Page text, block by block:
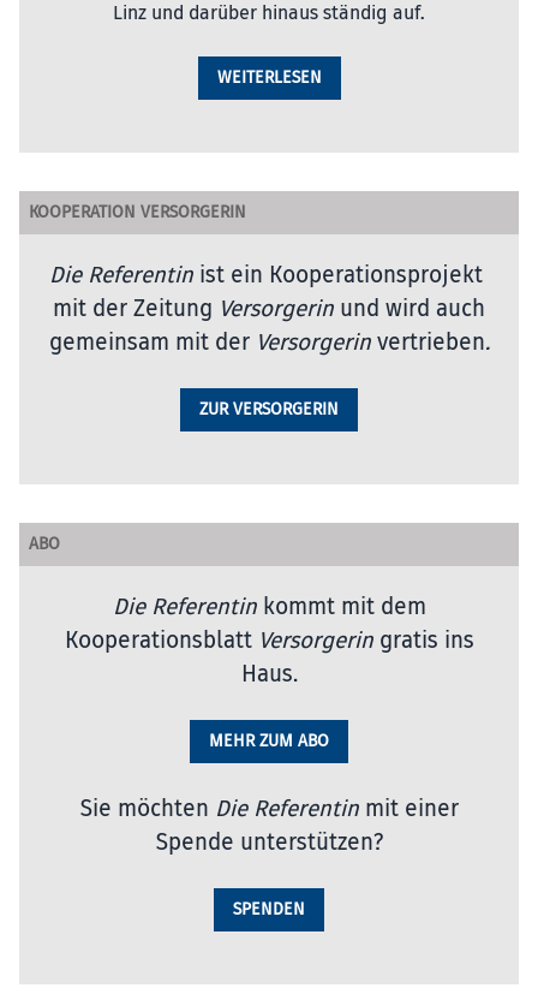
Linz und darüber hinaus ständig auf.
WEITERLESEN
KOOPERATION VERSORGERIN
Die Referentin ist ein Kooperationsprojekt
mit der Zeitung Versorgerin und wird auch
gemeinsam mit der Versorgerinvertrieben.
ZUR VERSORGERIN
ABO
Die Referentinkommt mit dem
Kooperationsblatt Versorgeringratis ins
Haus.
MEHR ZUM ABO
Sie möchten Die Referentinmit einer
Spende unterstützen?
SPENDEN